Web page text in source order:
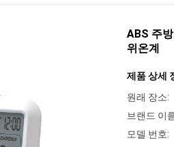
ABS 주
위온계
제품 상세
원래 장소:
브랜드 이
모델 번호: